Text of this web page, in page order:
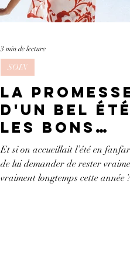
LA
D'UN BEL
LES BONS
GESTES
S'Y
Et si on accueillait l’été en
de lui demander de rester
vraiment longtemps cette année ?
SOIN
3 min de lecture